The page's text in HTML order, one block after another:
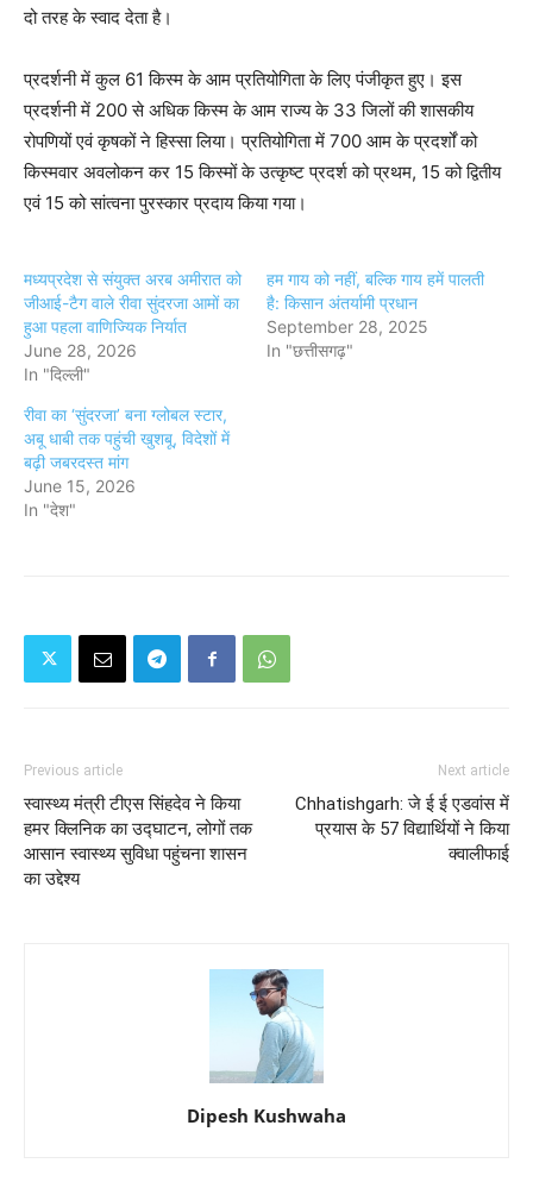
दो तरह के स्वाद देता है।
प्रदर्शनी में कुल 61 किस्म के आम प्रतियोगिता के लिए पंजीकृत हुए। इस
प्रदर्शनी में 200 से अधिक किस्म के आम राज्य के 33 जिलों की शासकीय
रोपणियों एवं कृषकों ने हिस्सा लिया। प्रतियोगिता में 700 आम के प्रदर्शों को
किस्मवार अवलोकन कर 15 किस्मों के उत्कृष्ट प्रदर्श को प्रथम, 15 को द्वितीय
एवं 15 को सांत्वना पुरस्कार प्रदाय किया गया।
मध्यप्रदेश से संयुक्त अरब अमीरात को
जीआई-टैग वाले रीवा सुंदरजा आमों का
हुआ पहला वाणिज्यिक निर्यात
June 28, 2026
In "दिल्ली"
हम गाय को नहीं, बल्कि गाय हमें पालती
है: किसान अंतर्यामी प्रधान
September 28, 2025
In "छत्तीसगढ़"
रीवा का ‘सुंदरजा’ बना ग्लोबल स्टार,
अबू धाबी तक पहुंची खुशबू, विदेशों में
बढ़ी जबरदस्त मांग
June 15, 2026
In "देश"
Previous article
स्वास्थ्य मंत्री टीएस सिंहदेव ने किया
हमर क्लिनिक का उद्घाटन, लोगों तक
आसान स्वास्थ्य सुविधा पहुंचना शासन
का उद्देश्य
Next article
Chhatishgarh: जे ई ई एडवांस में
प्रयास के 57 विद्यार्थियों ने किया
क्वालीफाई
Dipesh Kushwaha